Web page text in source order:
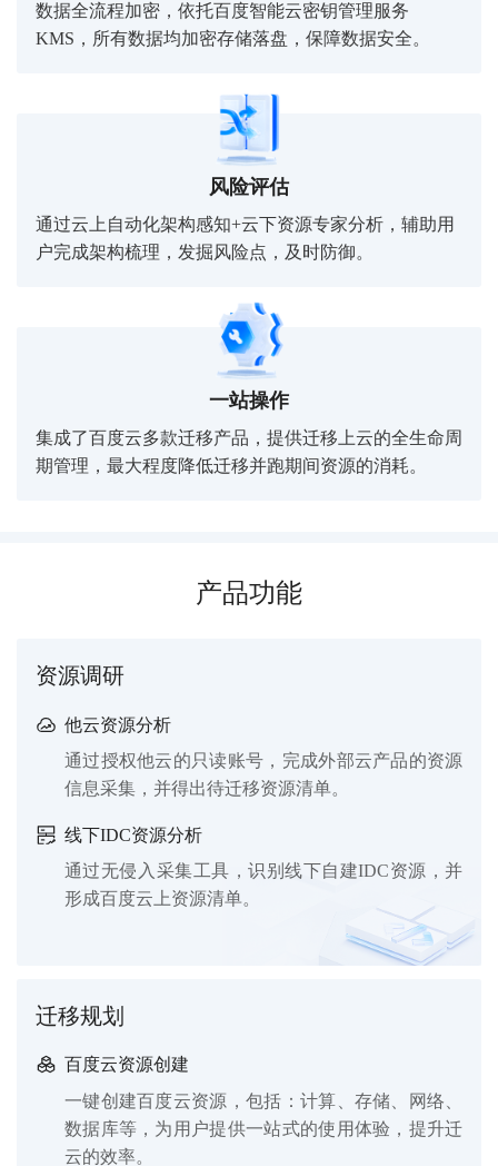
数据全流程加密，依托百度智能云密钥管理服务
KMS，所有数据均加密存储落盘，保障数据安全。
风险评估
通过云上自动化架构感知+云下资源专家分析，辅助用
户完成架构梳理，发掘风险点，及时防御。
一站操作
集成了百度云多款迁移产品，提供迁移上云的全生命周
期管理，最大程度降低迁移并跑期间资源的消耗。
产品功能
资源调研
他云资源分析
通过授权他云的只读账号，完成外部云产品的资源
信息采集，并得出待迁移资源清单。
线下IDC资源分析
通过无侵入采集工具，识别线下自建IDC资源，并
形成百度云上资源清单。
迁移规划
百度云资源创建
一键创建百度云资源，包括：计算、存储、网络、
数据库等，为用户提供一站式的使用体验，提升迁
云的效率。